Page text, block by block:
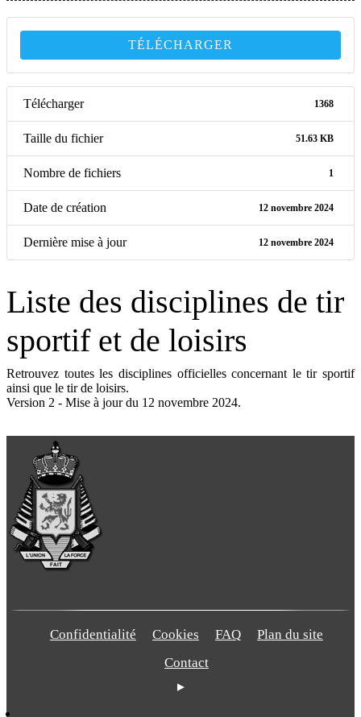
TÉLÉCHARGER
Télécharger 1368
Taille du fichier 51.63 KB
Nombre de fichiers 1
Date de création 12 novembre 2024
Dernière mise à jour 12 novembre 2024
Liste des disciplines de tir
sportif et de loisirs
Retrouvez toutes les disciplines officielles concernant le tir sportif
ainsi que le tir de loisirs.
Version 2 - Mise à jour du 12 novembre 2024.
Confidentialité Cookies FAQ
Plan du site
Contact